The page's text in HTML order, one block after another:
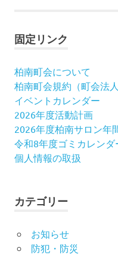
ビ
ゲ
ー
シ
ョ
ン
固定リンク
柏南町会について
柏南町会規約（町会法
イベントカレンダー
2026年度活動計画
2026年度柏南サロン年
令和8年度ゴミカレンダ
個人情報の取扱
カテゴリー
お知らせ
防犯・防災